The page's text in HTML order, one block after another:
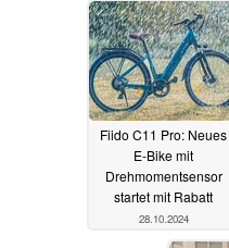
Fiido C11 Pro: Neues
E-Bike mit
Drehmomentsensor
startet mit Rabatt
28.10.2024